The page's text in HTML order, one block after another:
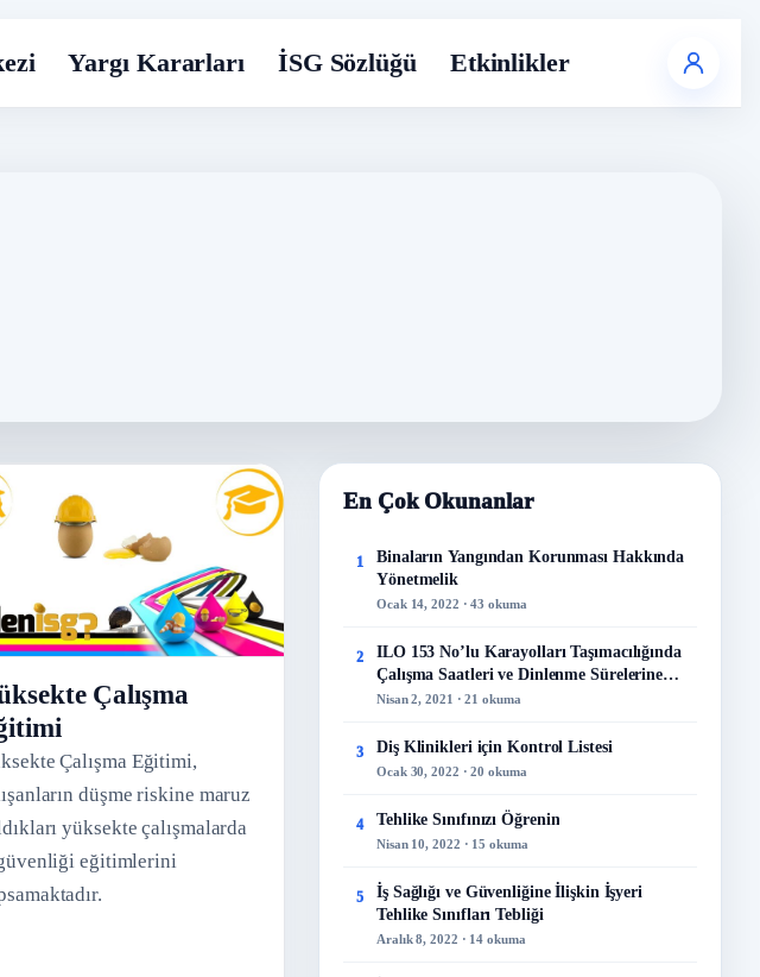
Yargı Kararları İSG Sözlüğü Etkinlikler
Çalışma
Çalışma Eğitimi,
düşme riskine maruz
yüksekte çalışmalarda
eğitimlerini
En Çok Okunanlar
1
Binaların Yangından Korunması Hakkında
Yönetmelik
Ocak 14, 2022 · 43 okuma
2
ILO 153 No’lu Karayolları Taşımacılığında
Çalışma Saatleri ve Dinlenme Sürelerine
İlişkin Sözleşme
Nisan 2, 2021 · 21 okuma
3 Diş Klinikleri için Kontrol Listesi
Ocak 30, 2022 · 20 okuma
4 Tehlike Sınıfınızı Öğrenin
Nisan 10, 2022 · 15 okuma
5
İş Sağlığı ve Güvenliğine İlişkin İşyeri
Tehlike Sınıfları Tebliği
Aralık 8, 2022 · 14 okuma